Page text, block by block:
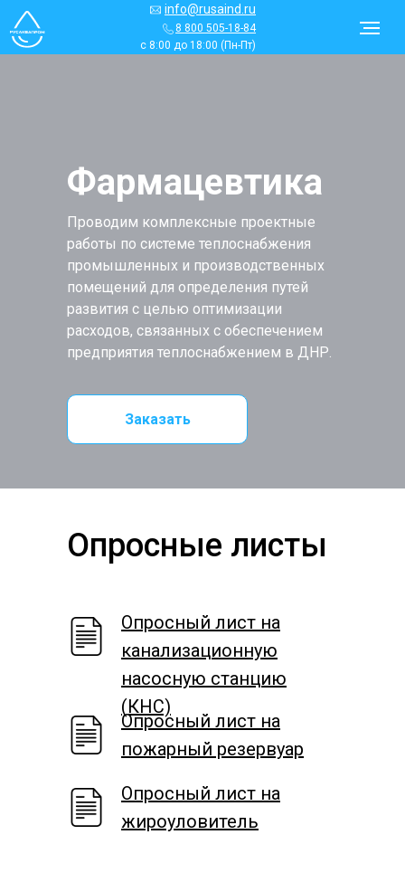
8 800 505-18-84
с 8:00 до 18:00 (Пн-Пт)
info@rusaind.ru
Фармацевтика
Проводим комплексные проектные
работы по системе теплоснабжения
промышленных и производственных
помещений для определения путей
развития с целью оптимизации
расходов, связанных с обеспечением
предприятия теплоснабжением в ДНР.
Заказать
Опросные листы
Опросный лист на
канализационную
насосную станцию
(КНС)
Опросный лист на
пожарный резервуар
Опросный лист на
жироуловитель